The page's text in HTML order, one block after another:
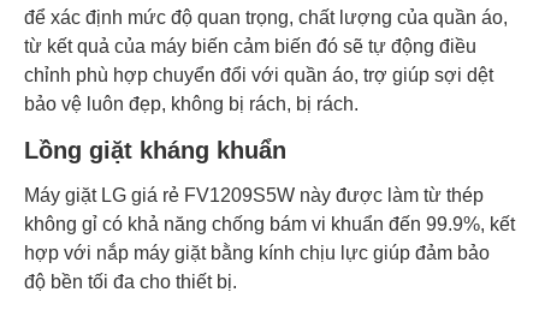
để xác định mức độ quan trọng, chất lượng của quần áo,
từ kết quả của máy biến cảm biến đó sẽ tự động điều
chỉnh phù hợp chuyển đổi với quần áo, trợ giúp sợi dệt
bảo vệ luôn đẹp, không bị rách, bị rách.
Lồng giặt kháng khuẩn
Máy giặt LG giá rẻ FV1209S5W này được làm từ thép
không gỉ có khả năng chống bám vi khuẩn đến 99.9%, kết
hợp với nắp máy giặt bằng kính chịu lực giúp đảm bảo
độ bền tối đa cho thiết bị.